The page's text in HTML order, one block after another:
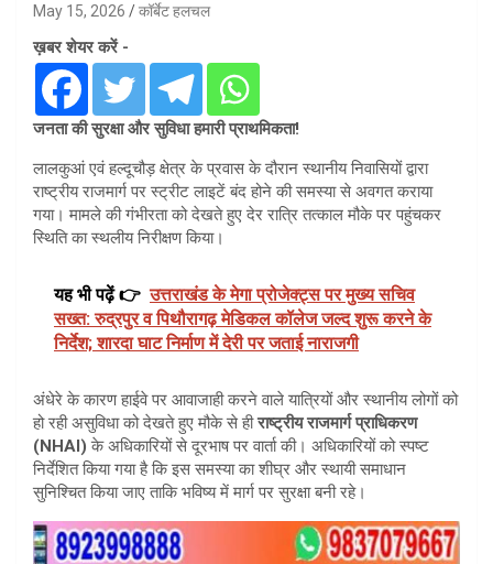
May 15, 2026 कॉर्बेट हलचल
ख़बर शेयर करें -
जनता की सुरक्षा और सुविधा हमारी प्राथमिकता!
लालकुआं एवं हल्दूचौड़ क्षेत्र के प्रवास के दौरान स्थानीय निवासियों द्वारा
राष्ट्रीय राजमार्ग पर स्ट्रीट लाइटें बंद होने की समस्या से अवगत कराया
गया। मामले की गंभीरता को देखते हुए देर रात्रि तत्काल मौके पर पहुंचकर
स्थिति का स्थलीय निरीक्षण किया।
यह भी पढ़ें 👉 उत्तराखंड के मेगा प्रोजेक्ट्स पर मुख्य सचिव
सख्त: रुद्रपुर व पिथौरागढ़ मेडिकल कॉलेज जल्द शुरू करने के
निर्देश; शारदा घाट निर्माण में देरी पर जताई नाराजगी
अंधेरे के कारण हाईवे पर आवाजाही करने वाले यात्रियों और स्थानीय लोगों को
हो रही असुविधा को देखते हुए मौके से हीराष्ट्रीय राजमार्ग प्राधिकरण
(NHAI) के अधिकारियों से दूरभाष पर वार्ता की। अधिकारियों को स्पष्ट
निर्देशित किया गया है कि इस समस्या का शीघ्र और स्थायी समाधान
सुनिश्चित किया जाए ताकि भविष्य में मार्ग पर सुरक्षा बनी रहे।